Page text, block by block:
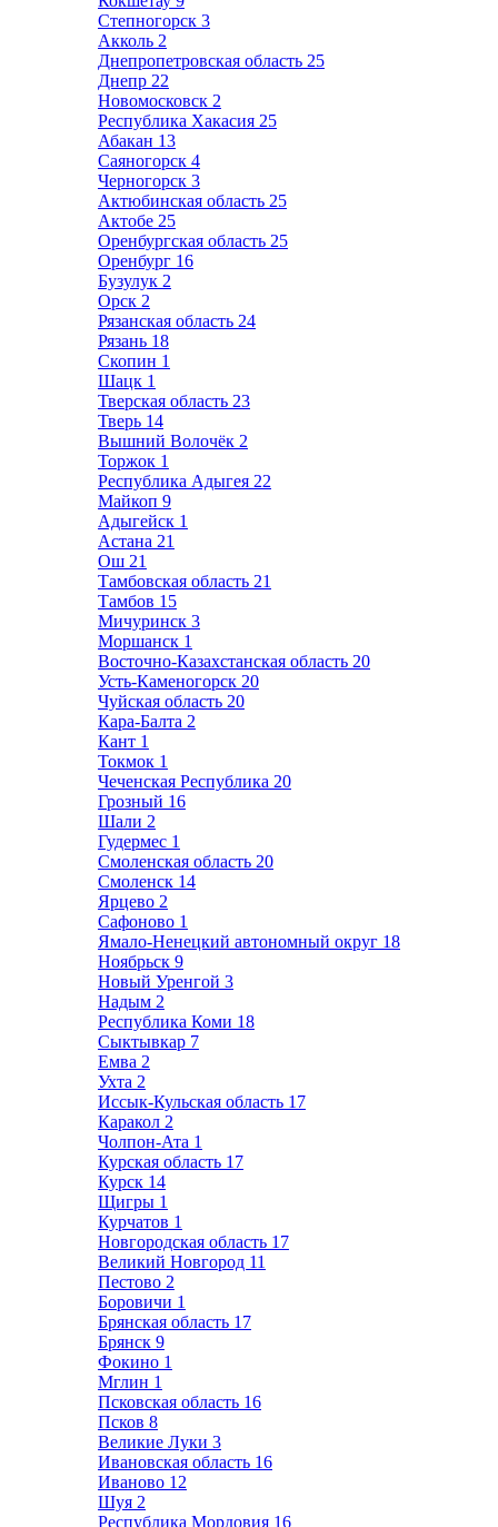
Степногорск 3
Акколь 2
Днепропетровская область 25
Днепр 22
Новомосковск 2
Республика Хакасия 25
Абакан 13
Саяногорск 4
Черногорск 3
Актюбинская область 25
Актобе 25
Оренбургская область 25
Оренбург 16
Бузулук 2
Орск 2
Рязанская область 24
Рязань 18
Скопин 1
Шацк 1
Тверская область 23
Тверь 14
Вышний Волочёк 2
Торжок 1
Республика Адыгея 22
Майкоп 9
Адыгейск 1
Астана 21
Ош 21
Тамбовская область 21
Тамбов 15
Мичуринск 3
Моршанск 1
Восточно-Казахстанская область 20
Усть-Каменогорск 20
Чуйская область 20
Кара-Балта 2
Кант 1
Токмок 1
Чеченская Республика 20
Грозный 16
Шали 2
Гудермес 1
Смоленская область 20
Смоленск 14
Ярцево 2
Сафоново 1
Ямало-Ненецкий автономный округ 18
Ноябрьск 9
Новый Уренгой 3
Надым 2
Республика Коми 18
Сыктывкар 7
Емва 2
Ухта 2
Иссык-Кульская область 17
Каракол 2
Чолпон-Ата 1
Курская область 17
Курск 14
Щигры 1
Курчатов 1
Новгородская область 17
Великий Новгород 11
Пестово 2
Боровичи 1
Брянская область 17
Брянск 9
Фокино 1
Мглин 1
Псковская область 16
Псков 8
Великие Луки 3
Ивановская область 16
Иваново 12
Шуя 2
Республика Мордовия 16